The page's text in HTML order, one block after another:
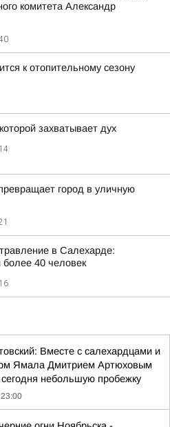
комитета Александр
к отопительному сезону
захватывает дух
город в уличную
в Салехарде:
более 40 человек
Вместе с салехардцами и
Ямала Дмитрием Артюховым
небольшую пробежку